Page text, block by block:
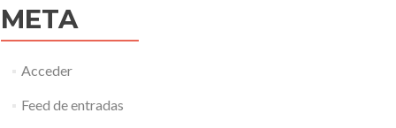
META
Acceder
Feed de entradas